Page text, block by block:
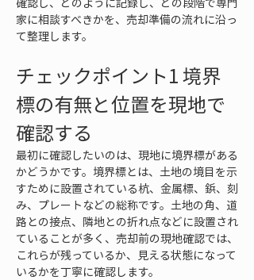
家に相談すべきかを、売却準備の流れに沿っ
て整理します。
チェックポイント1 境界
標の有無と位置を現地で
確認する
最初に確認したいのは、現地に境界標がある
かどうかです。境界標とは、土地の境目を示
すために設置されている杭、金属標、鋲、刻
み、プレートなどの総称です。土地の角、道
路との接点、隣地との折れ点などに設置され
ていることが多く、売却前の現地確認では、
これらが残っているか、見える状態になって
いるかを丁寧に確認します。